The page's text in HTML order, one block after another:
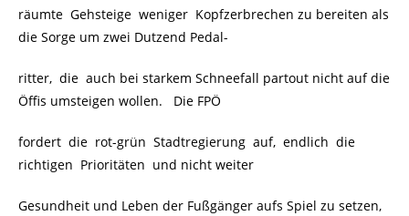
räumte Gehsteige weniger Kopfzerbrechen zu bereiten als
die Sorge um zwei Dutzend Pedal-
ritter, die auch bei starkem Schneefall partout nicht auf die
Öffis umsteigen wollen. Die FPÖ
fordert die rot-grün Stadtregierung auf, endlich die
richtigen Prioritäten und nicht weiter
Gesundheit und Leben der Fußgänger aufs Spiel zu setzen,